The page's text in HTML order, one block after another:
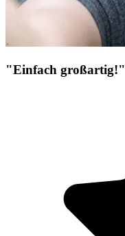
"Einfach großartig!"